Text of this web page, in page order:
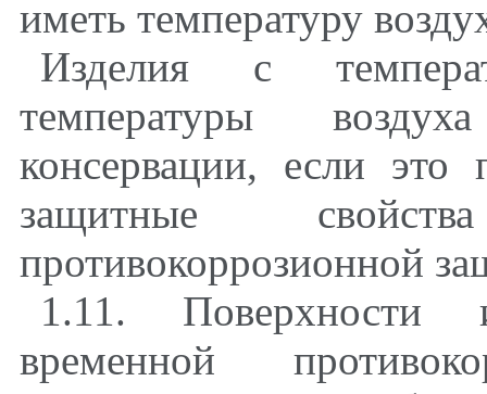
иметь температуру
Изделия с
температуры
консервации, если это
защитные
противокоррозионной
1.11. Поверхности
временной